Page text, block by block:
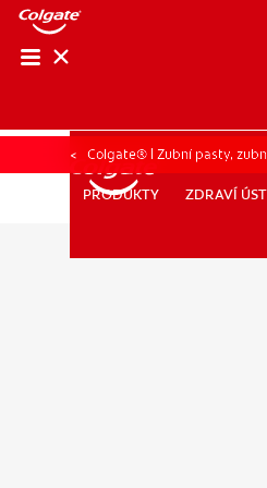
PRODUKTY ZDRAVÍ ÚSTNÍ
PRODUKTY ZDRAVÍ
Colgate® | Zubní pasty,